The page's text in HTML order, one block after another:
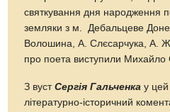
святкування дня народження
земляки з м. Дебальцеве
Волошина, А. Слєсарчука, А.
про поета виступили Михайло
З вустСергія Гальченка у цей
літературно-історичний